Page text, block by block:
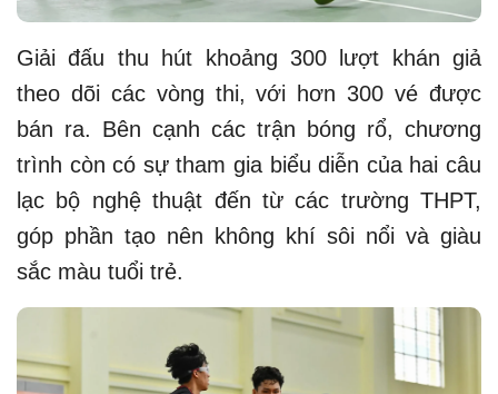
Giải đấu thu hút khoảng 300 lượt khán giả
theo dõi các vòng thi, với hơn 300 vé được
bán ra. Bên cạnh các trận bóng rổ, chương
trình còn có sự tham gia biểu diễn của hai câu
lạc bộ nghệ thuật đến từ các trường THPT,
góp phần tạo nên không khí sôi nổi và giàu
sắc màu tuổi trẻ.